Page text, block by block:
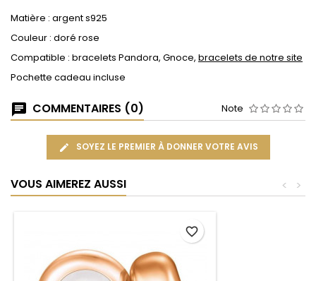
Matière : argent s925
Couleur : doré rose
Compatible : bracelets Pandora, Gnoce, bracelets de notre site
Pochette cadeau incluse
COMMENTAIRES (0) Note
SOYEZ LE PREMIER À DONNER VOTRE AVIS
VOUS AIMEREZ AUSSI >
<
favorite_border